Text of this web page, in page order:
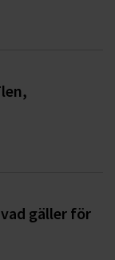
gäller för